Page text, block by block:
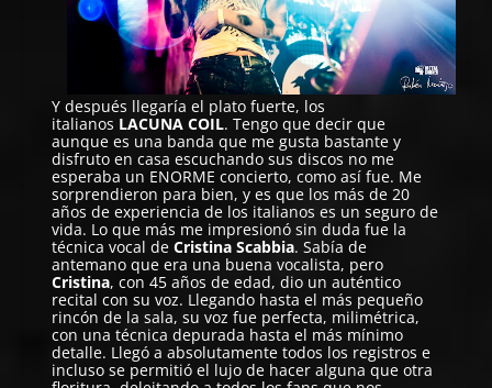
Y después llegaría el plato fuerte, los
italianos LACUNA COIL. Tengo que decir que
aunque es una banda que me gusta bastante y
disfruto en casa escuchando sus discos no me
esperaba un ENORME concierto, como así fue. Me
sorprendieron para bien, y es que los más de 20
años de experiencia de los italianos es un seguro de
vida. Lo que más me impresionó sin duda fue la
técnica vocal deCristina Scabbia. Sabía de
antemano que era una buena vocalista, pero
Cristina, con 45 años de edad, dio un auténtico
recital con su voz. Llegando hasta el más pequeño
rincón de la sala, su voz fue perfecta, milimétrica,
con una técnica depurada hasta el más mínimo
detalle. Llegó a absolutamente todos los registros e
incluso se permitió el lujo de hacer alguna que otra